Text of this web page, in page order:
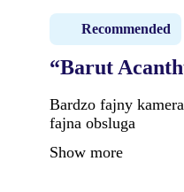
Recommended
“Barut
Bardzo fajny
fajna obsluga
Show more